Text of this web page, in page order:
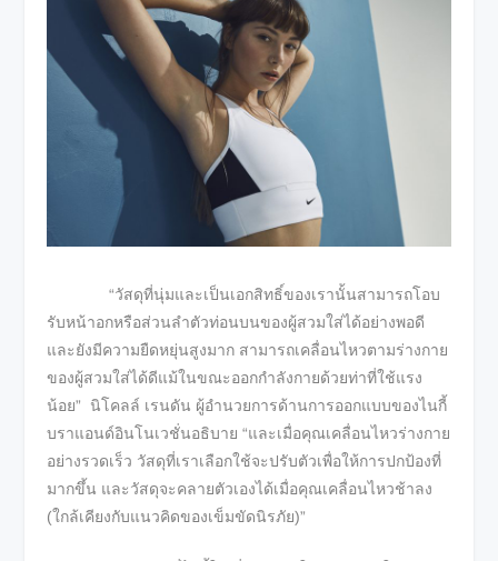
“วัสดุที่นุ่มและเป็นเอกสิทธิ์ของเรานั้นสามารถโอบ
รับหน้าอกหรือส่วนลำตัวท่อนบนของผู้สวมใส่ได้อย่างพอดี
และยังมีความยืดหยุ่นสูงมาก สามารถเคลื่อนไหวตามร่างกาย
ของผู้สวมใส่ได้ดีแม้ในขณะออกกำลังกายด้วยท่าที่ใช้แรง
น้อย” นิโคลล์ เรนดัน ผู้อำนวยการด้านการออกแบบของไนกี้
บราแอนด์อินโนเวชั่นอธิบาย “และเมื่อคุณเคลื่อนไหวร่างกาย
อย่างรวดเร็ว วัสดุที่เราเลือกใช้จะปรับตัวเพื่อให้การปกป้องที่
มากขึ้น และวัสดุจะคลายตัวเองได้เมื่อคุณเคลื่อนไหวช้าลง
(ใกล้เคียงกับแนวคิดของเข็มขัดนิรภัย)”